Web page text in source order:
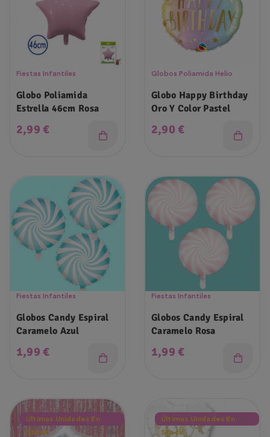
Fiestas Infantiles
Globo Poliamida
Estrella 46cm Rosa
Precio
2,99 €
Globos Poliamida Helio
Globo Happy Birthday
Oro Y Color Pastel
Precio
2,90 €
Fiestas Infantiles
Globos Candy Espiral
Caramelo Azul
Precio
1,99 €
Fiestas Infantiles
Globos Candy Espiral
Caramelo Rosa
Precio
1,99 €
Últimas Unidades En
Stock
Últimas Unidades En
Stock